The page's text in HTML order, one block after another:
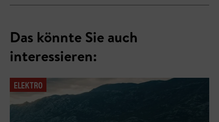
Das könnte Sie auch
interessieren:
ELEKTRO